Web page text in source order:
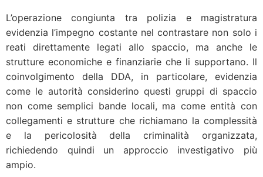
L’operazione congiunta tra polizia e magistratura
evidenzia l’impegno costante nel contrastare non solo i
reati direttamente legati allo spaccio, ma anche le
strutture economiche e finanziarie che li supportano. Il
coinvolgimento della DDA, in particolare, evidenzia
come le autorità considerino questi gruppi di spaccio
non come semplici bande locali, ma come entità con
collegamenti e strutture che richiamano la complessità
e la pericolosità della criminalità organizzata,
richiedendo quindi un approccio investigativo più
ampio.